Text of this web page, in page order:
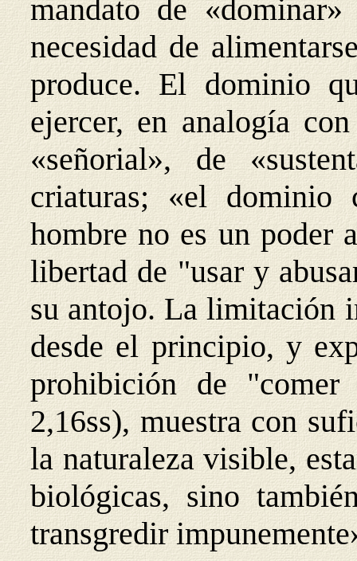
mandato de
necesidad de
produce. El dominio
ejercer, en analogía
«señorial», de
criaturas; «el dominio
hombre no es un poder
libertad de "usar y
su antojo. La limitación
desde el principio, y
prohibición de
2,16ss), muestra con
la naturaleza visible,
biológicas, sino
transgredir